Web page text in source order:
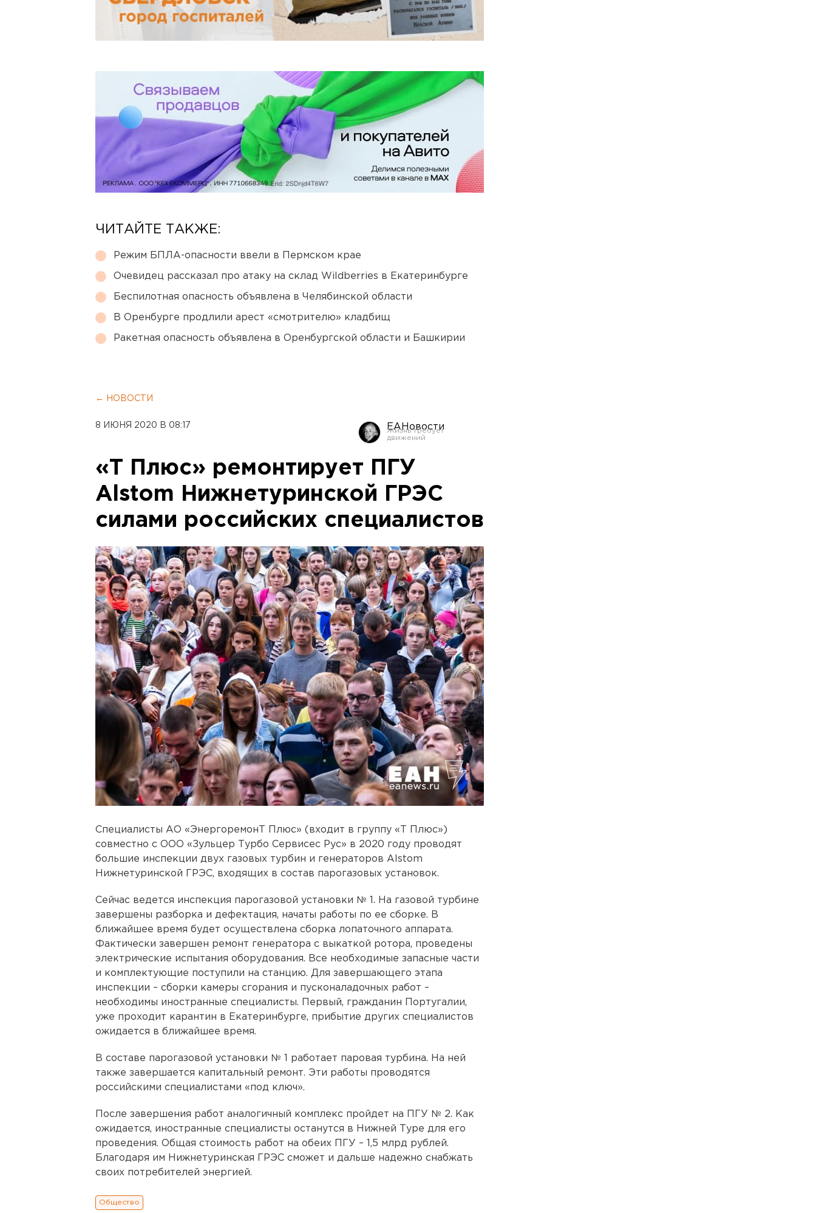
ЧИТАЙТЕ ТАКЖЕ:
Режим БПЛА-опасности ввели в Пермском крае
Очевидец рассказал про атаку на склад Wildberries в Екатеринбурге
Беспилотная опасность объявлена в Челябинской области
В Оренбурге продлили арест «смотрителю» кладбищ
Ракетная опасность объявлена в Оренбургской области и Башкирии
← НОВОСТИ
8 ИЮНЯ 2020 В 08:17 ЕАНовости
«Т Плюс» ремонтирует ПГУ
Alstom Нижнетуринской ГРЭС
силами российских специалистов
Специалисты АО «ЭнергоремонТ Плюс» (входит в группу «Т Плюс»)
совместно с ООО «Зульцер Турбо Сервисес Рус» в 2020 году проводят
большие инспекции двух газовых турбин и генераторов Alstom
Нижнетуринской ГРЭС, входящих в состав парогазовых установок.
Сейчас ведется инспекция парогазовой установки № 1. На газовой турбине
завершены разборка и дефектация, начаты работы по ее сборке. В
ближайшее время будет осуществлена сборка лопаточного аппарата.
Фактически завершен ремонт генератора с выкаткой ротора, проведены
электрические испытания оборудования. Все необходимые запасные части
и комплектующие поступили на станцию. Для завершающего этапа
инспекции – сборки камеры сгорания и пусконаладочных работ –
необходимы иностранные специалисты. Первый, гражданин Португалии,
уже проходит карантин в Екатеринбурге, прибытие других специалистов
ожидается в ближайшее время.
В составе парогазовой установки № 1 работает паровая турбина. На ней
также завершается капитальный ремонт. Эти работы проводятся
российскими специалистами «под ключ».
После завершения работ аналогичный комплекс пройдет на ПГУ № 2. Как
ожидается, иностранные специалисты останутся в Нижней Туре для его
проведения. Общая стоимость работ на обеих ПГУ – 1,5 млрд рублей.
Благодаря им Нижнетуринская ГРЭС сможет и дальше надежно снабжать
своих потребителей энергией.
Общество